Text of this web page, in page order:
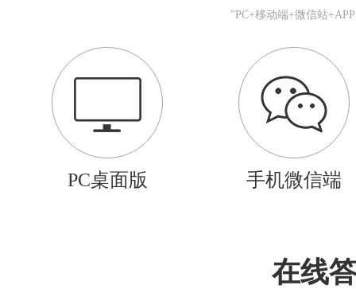
"PC+移动端+微信站
PC桌面版 手机微信端
在线